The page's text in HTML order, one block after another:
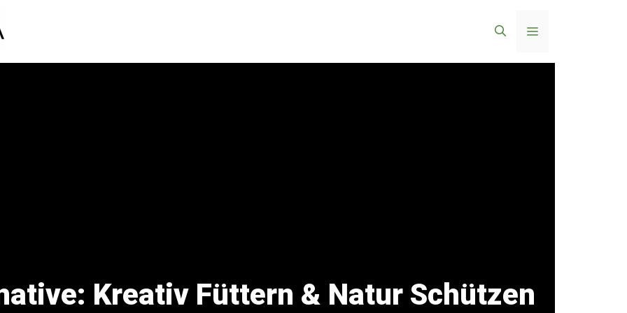
Menü
Kreativ Füttern & Natur Schützen